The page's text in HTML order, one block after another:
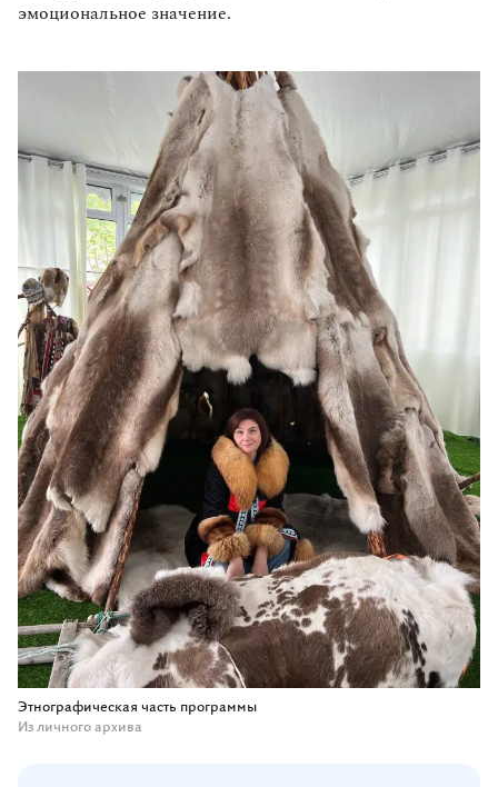
эмоциональное значение.
Этнографическая часть программы
Из личного архива